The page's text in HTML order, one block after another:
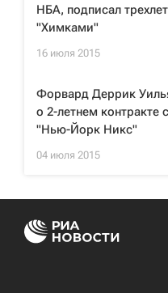
НБА, подписал
"Химками"
16 июля 2015
Форвард Деррик
о 2-летнем контракте
"Нью-Йорк Никс"
04 июля 2015